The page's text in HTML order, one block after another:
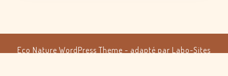
Eco Nature WordPress Theme - adapté par Labo-Sites